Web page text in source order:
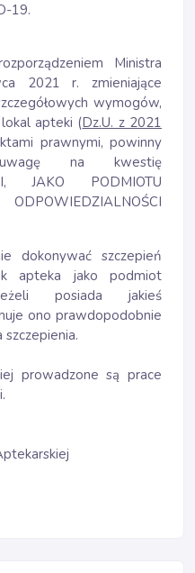
19.
Ministra
2021 r. zmieniające
wymogów,
apteki (Dz.U. z 2021
prawnymi, powinny
na kwestię
JAKO PODMIOTU
dokonywać szczepień
apteka jako podmiot
posiada jakieś
ono prawdopodobnie
prowadzone są prace